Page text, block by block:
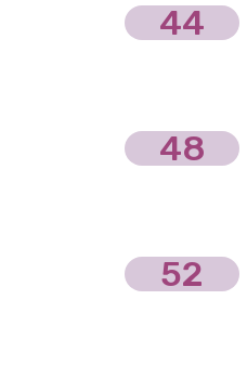
44
48
52